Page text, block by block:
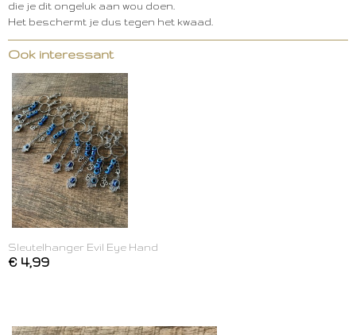
die je dit ongeluk aan wou doen.
Het beschermt je dus tegen het kwaad.
Ook interessant
Sleutelhanger Evil Eye Hand
€ 4,99